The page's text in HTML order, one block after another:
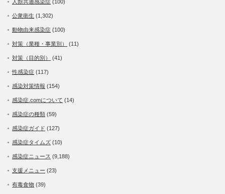
人獣共通感染症 (100)
公衆衛生 (1,302)
動物由来感染症 (100)
対策（業種・事業別） (11)
対策（目的別） (41)
性感染症 (117)
感染対策情報 (154)
感染症.comについて (14)
感染症の種類 (59)
感染症ガイド (127)
感染症タイムズ (10)
感染症ニュース (9,188)
支援メニュー (23)
有毒食物 (39)